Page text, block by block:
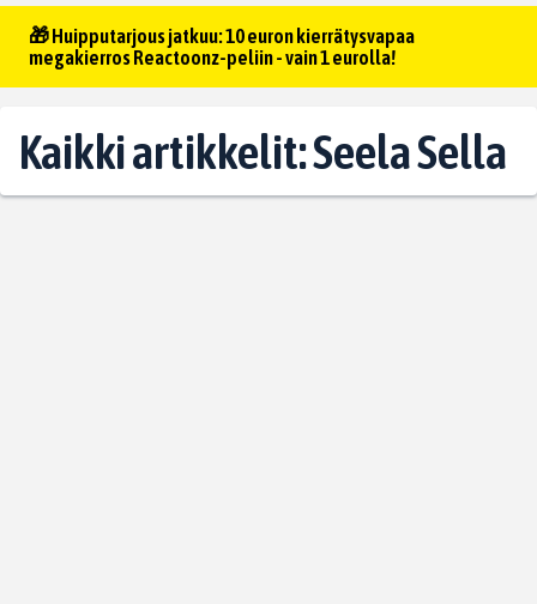
🎁 Huipputarjous jatkuu: 10 euron kierrätysvapaa
megakierros Reactoonz-peliin - vain 1 eurolla!
Kaikki artikkelit: Seela Sella